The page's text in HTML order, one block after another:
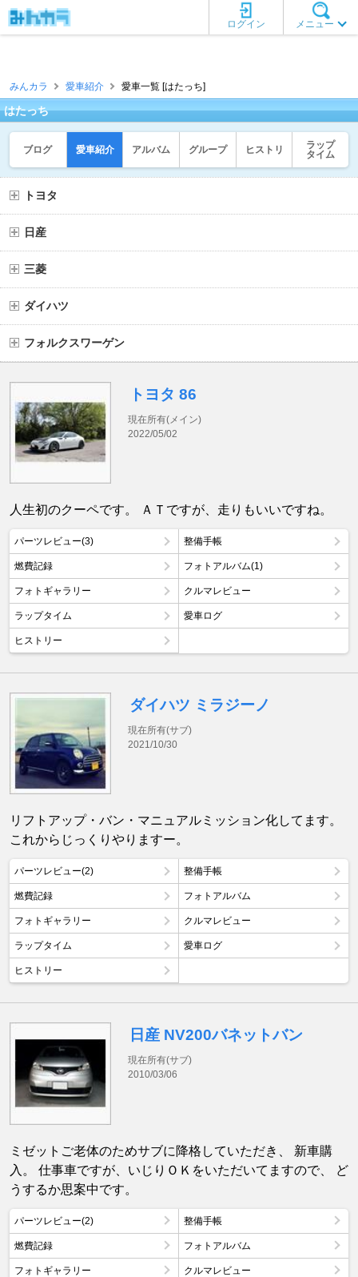
メニュー
ログイン
みんカラ 愛車紹介 愛車一覧 [はたっち]
はたっち
ブログ 愛車紹介 アルバム グループ ヒストリ
ラップ
タイム
トヨタ
日産
三菱
ダイハツ
フォルクスワーゲン
トヨタ 86
現在所有(メイン)
2022/05/02
人生初のクーペです。 ＡＴですが、走りもいいですね。
パーツレビュー(3) 整備手帳
燃費記録 フォトアルバム(1)
フォトギャラリー クルマレビュー
ラップタイム 愛車ログ
ヒストリー
ダイハツ ミラジーノ
現在所有(サブ)
2021/10/30
リフトアップ・バン・マニュアルミッション化してます。
これからじっくりやりますー。
パーツレビュー(2) 整備手帳
燃費記録 フォトアルバム
フォトギャラリー クルマレビュー
ラップタイム 愛車ログ
ヒストリー
日産 NV200バネットバン
現在所有(サブ)
2010/03/06
ミゼットご老体のためサブに降格していただき、 新車購
入。 仕事車ですが、いじりＯＫをいただいてますので、 ど
うするか思案中です。
パーツレビュー(2) 整備手帳
燃費記録 フォトアルバム
フォトギャラリー クルマレビュー